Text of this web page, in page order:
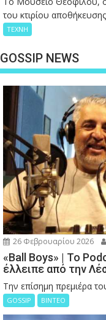
του κτιρίου
ΤΕΧΝΗ
GOSSIP NEWS
26 Φεβρουαρίου 2026
«Ball Boys» | Το
έλλειπε από την
Την επίσημη πρεμιέρα
GOSSIP ΒΙΝΤΕΟ